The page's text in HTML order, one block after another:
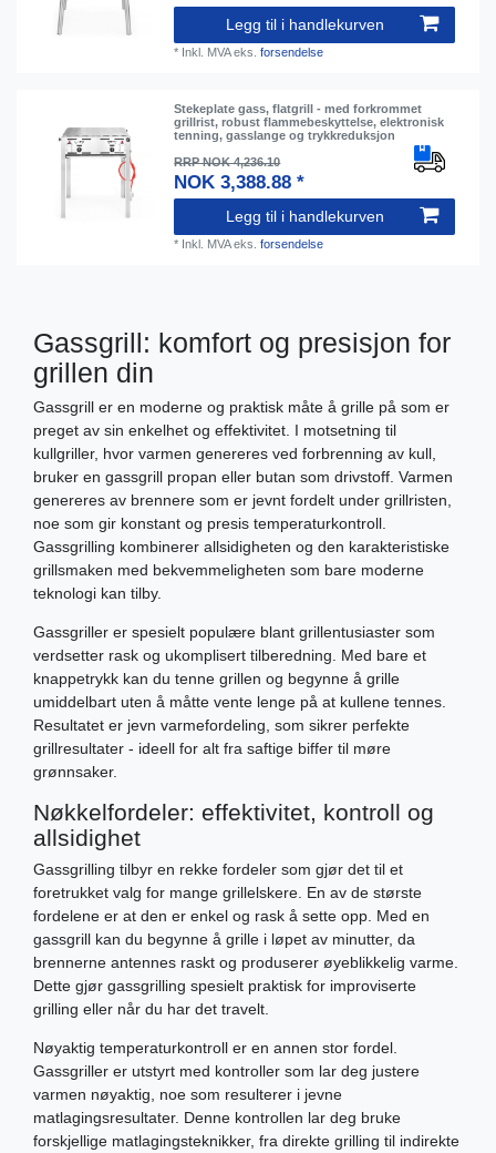
Legg til i handlekurven
* Inkl. MVAeks.forsendelse
Stekeplate gass, flatgrill - med forkrommet
grillrist, robust flammebeskyttelse, elektronisk
tenning, gasslange og trykkreduksjon
RRP NOK 4,236.10
NOK 3,388.88 *
Legg til i handlekurven
* Inkl. MVAeks.forsendelse
Gassgrill: komfort og presisjon for
grillen din
Gassgrill er en moderne og praktisk måte å grille på som er
preget av sin enkelhet og effektivitet. I motsetning til
kullgriller, hvor varmen genereres ved forbrenning av kull,
bruker en gassgrill propan eller butan som drivstoff. Varmen
genereres av brennere som er jevnt fordelt under grillristen,
noe som gir konstant og presis temperaturkontroll.
Gassgrilling kombinerer allsidigheten og den karakteristiske
grillsmaken med bekvemmeligheten som bare moderne
teknologi kan tilby.
Gassgriller er spesielt populære blant grillentusiaster som
verdsetter rask og ukomplisert tilberedning. Med bare et
knappetrykk kan du tenne grillen og begynne å grille
umiddelbart uten å måtte vente lenge på at kullene tennes.
Resultatet er jevn varmefordeling, som sikrer perfekte
grillresultater - ideell for alt fra saftige biffer til møre
grønnsaker.
Nøkkelfordeler: effektivitet, kontroll og
allsidighet
Gassgrilling tilbyr en rekke fordeler som gjør det til et
foretrukket valg for mange grillelskere. En av de største
fordelene er at den er enkel og rask å sette opp. Med en
gassgrill kan du begynne å grille i løpet av minutter, da
brennerne antennes raskt og produserer øyeblikkelig varme.
Dette gjør gassgrilling spesielt praktisk for improviserte
grilling eller når du har det travelt.
Nøyaktig temperaturkontroll er en annen stor fordel.
Gassgriller er utstyrt med kontroller som lar deg justere
varmen nøyaktig, noe som resulterer i jevne
matlagingsresultater. Denne kontrollen lar deg bruke
forskjellige matlagingsteknikker, fra direkte grilling til indirekte